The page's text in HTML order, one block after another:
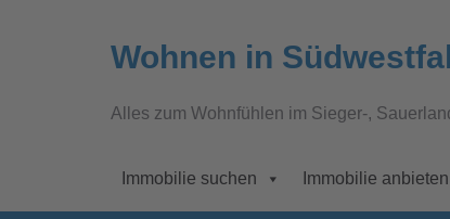
Wohnen in
Alles zum Wohnfühlen im Sieger-,
Immobilie suchen Immobilie anbieten